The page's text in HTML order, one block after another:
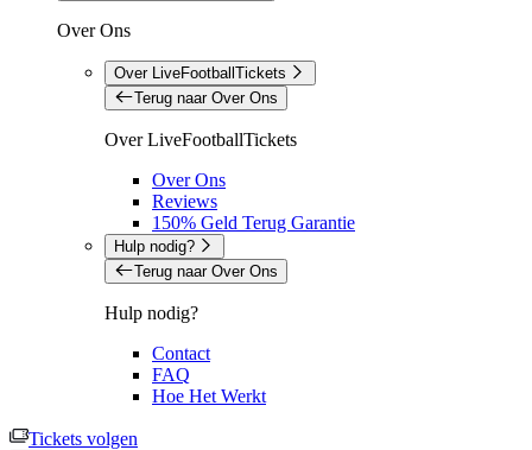
Over Ons
Over LiveFootballTickets
Terug naar Over Ons
Over LiveFootballTickets
Over Ons
Reviews
150% Geld Terug Garantie
Hulp nodig?
Terug naar Over Ons
Hulp nodig?
Contact
FAQ
Hoe Het Werkt
Tickets volgen